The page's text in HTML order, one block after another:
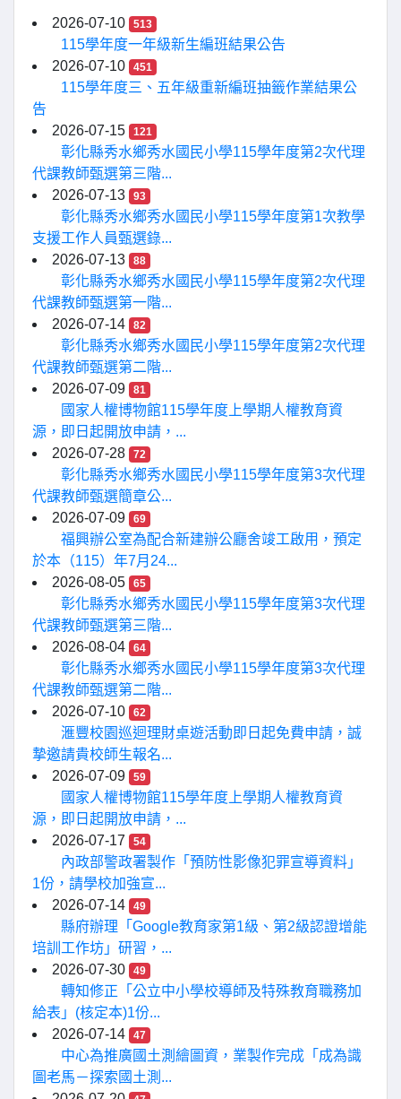
2026-07-10 513
115學年度一年級新生編班結果公告
2026-07-10
451
115學年度三、五年級重新編班抽籤作業結果公
告
2026-07-15
121
彰化縣秀水鄉秀水國民小學115學年度第2次代理
代課教師甄選第三階...
2026-07-13
93
彰化縣秀水鄉秀水國民小學115學年度第1次教學
支援工作人員甄選錄...
2026-07-13
88
彰化縣秀水鄉秀水國民小學115學年度第2次代理
代課教師甄選第一階...
2026-07-14
82
彰化縣秀水鄉秀水國民小學115學年度第2次代理
代課教師甄選第二階...
2026-07-09
81
國家人權博物館115學年度上學期人權教育資
源，即日起開放申請，...
2026-07-28
72
彰化縣秀水鄉秀水國民小學115學年度第3次代理
代課教師甄選簡章公...
2026-07-09
69
福興辦公室為配合新建辦公廳舍竣工啟用，預定
於本（115）年7月24...
2026-08-05
65
彰化縣秀水鄉秀水國民小學115學年度第3次代理
代課教師甄選第三階...
2026-08-04
64
彰化縣秀水鄉秀水國民小學115學年度第3次代理
代課教師甄選第二階...
2026-07-10
62
滙豐校園巡迴理財桌遊活動即日起免費申請，誠
摯邀請貴校師生報名...
2026-07-09
59
國家人權博物館115學年度上學期人權教育資
源，即日起開放申請，...
2026-07-17
54
內政部警政署製作「預防性影像犯罪宣導資料」
1份，請學校加強宣...
2026-07-14
49
縣府辦理「Google教育家第1級、第2級認證增能
培訓工作坊」研習，...
2026-07-30
49
轉知修正「公立中小學校導師及特殊教育職務加
給表」(核定本)1份...
2026-07-14
47
中心為推廣國土測繪圖資，業製作完成「成為識
圖老馬－探索國土測...